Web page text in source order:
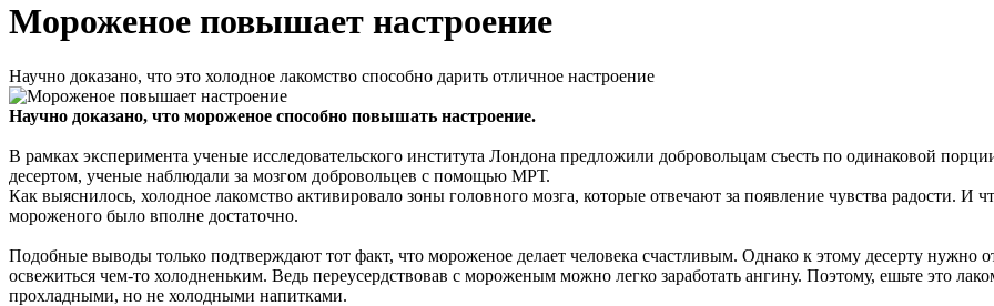
Мороженое повышает настроение
Научно доказано, что это холодное лакомство способно дарить отличное настроение
Научно доказано, что мороженое способно повышать настроение.
В рамках эксперимента ученые исследовательского института Лондона предложили добровольцам съесть по одинаковой
десертом, ученые наблюдали за мозгом добровольцев с помощью МРТ.
Как выяснилось, холодное лакомство активировало зоны головного мозга, которые отвечают за появление чувства радости. И
мороженого было вполне достаточно.
Подобные выводы только подтверждают тот факт, что мороженое делает человека счастливым. Однако к этому десерту нужно
освежиться чем-то холодненьким. Ведь переусердствовав с мороженым можно легко заработать ангину. Поэтому, ешьте это
прохладными, но не холодными напитками.